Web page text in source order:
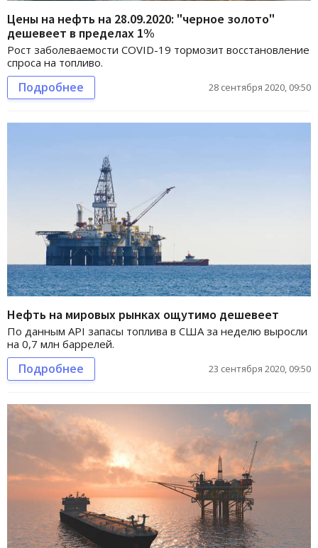
Цены на нефть на 28.09.2020: "черное золото"
дешевеет в пределах 1%
Рост заболеваемости COVID-19 тормозит восстановление
спроса на топливо.
Подробнее 28 сентября 2020, 09:50
Нефть на мировых рынках ощутимо дешевеет
По данным API запасы топлива в США за неделю выросли
на 0,7 млн баррелей.
Подробнее 23 сентября 2020, 09:50